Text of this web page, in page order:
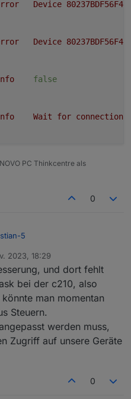
Device
Device
false
Wait for connections
Init device
Found 1 devices
Login succesfull
PC Thinkcentre als
0
5
Band L900 nach langerzeit
es wir im Adapter auch
läst es sich nicht Steuern
error	Device
error	Device
2023, 18:29
und dort fehlt
bei der c210, also
man momentan
Steuern.
werden muss,
Zugriff auf unsere Geräte
0